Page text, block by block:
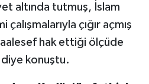
altında tutmuş, İslam
çığır açmış
hak ettiği ölçüde
konuştu.